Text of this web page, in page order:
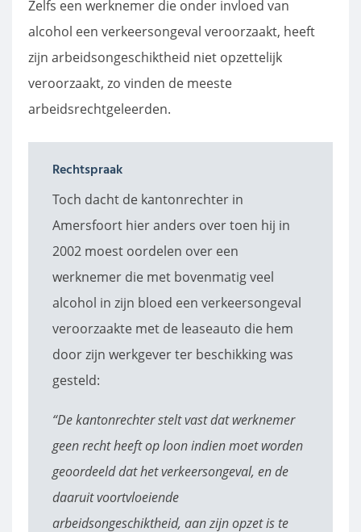
Zelfs een werknemer die onder invloed van
alcohol een verkeersongeval veroorzaakt, heeft
zijn arbeidsongeschiktheid niet opzettelijk
veroorzaakt, zo vinden de meeste
arbeidsrechtgeleerden.
Rechtspraak
Toch dacht de kantonrechter in
Amersfoort hier anders over toen hij in
2002 moest oordelen over een
werknemer die met bovenmatig veel
alcohol in zijn bloed een verkeersongeval
veroorzaakte met de leaseauto die hem
door zijn werkgever ter beschikking was
gesteld:
“De kantonrechter stelt vast dat werknemer
geen recht heeft op loon indien moet worden
geoordeeld dat het verkeersongeval, en de
daaruit voortvloeiende
arbeidsongeschiktheid, aan zijn opzet is te